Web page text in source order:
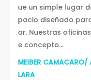
ue un simple lugar
pacio diseñado
ar. Nuestras
e concepto...
MEIBER CAMACARO/
LARA